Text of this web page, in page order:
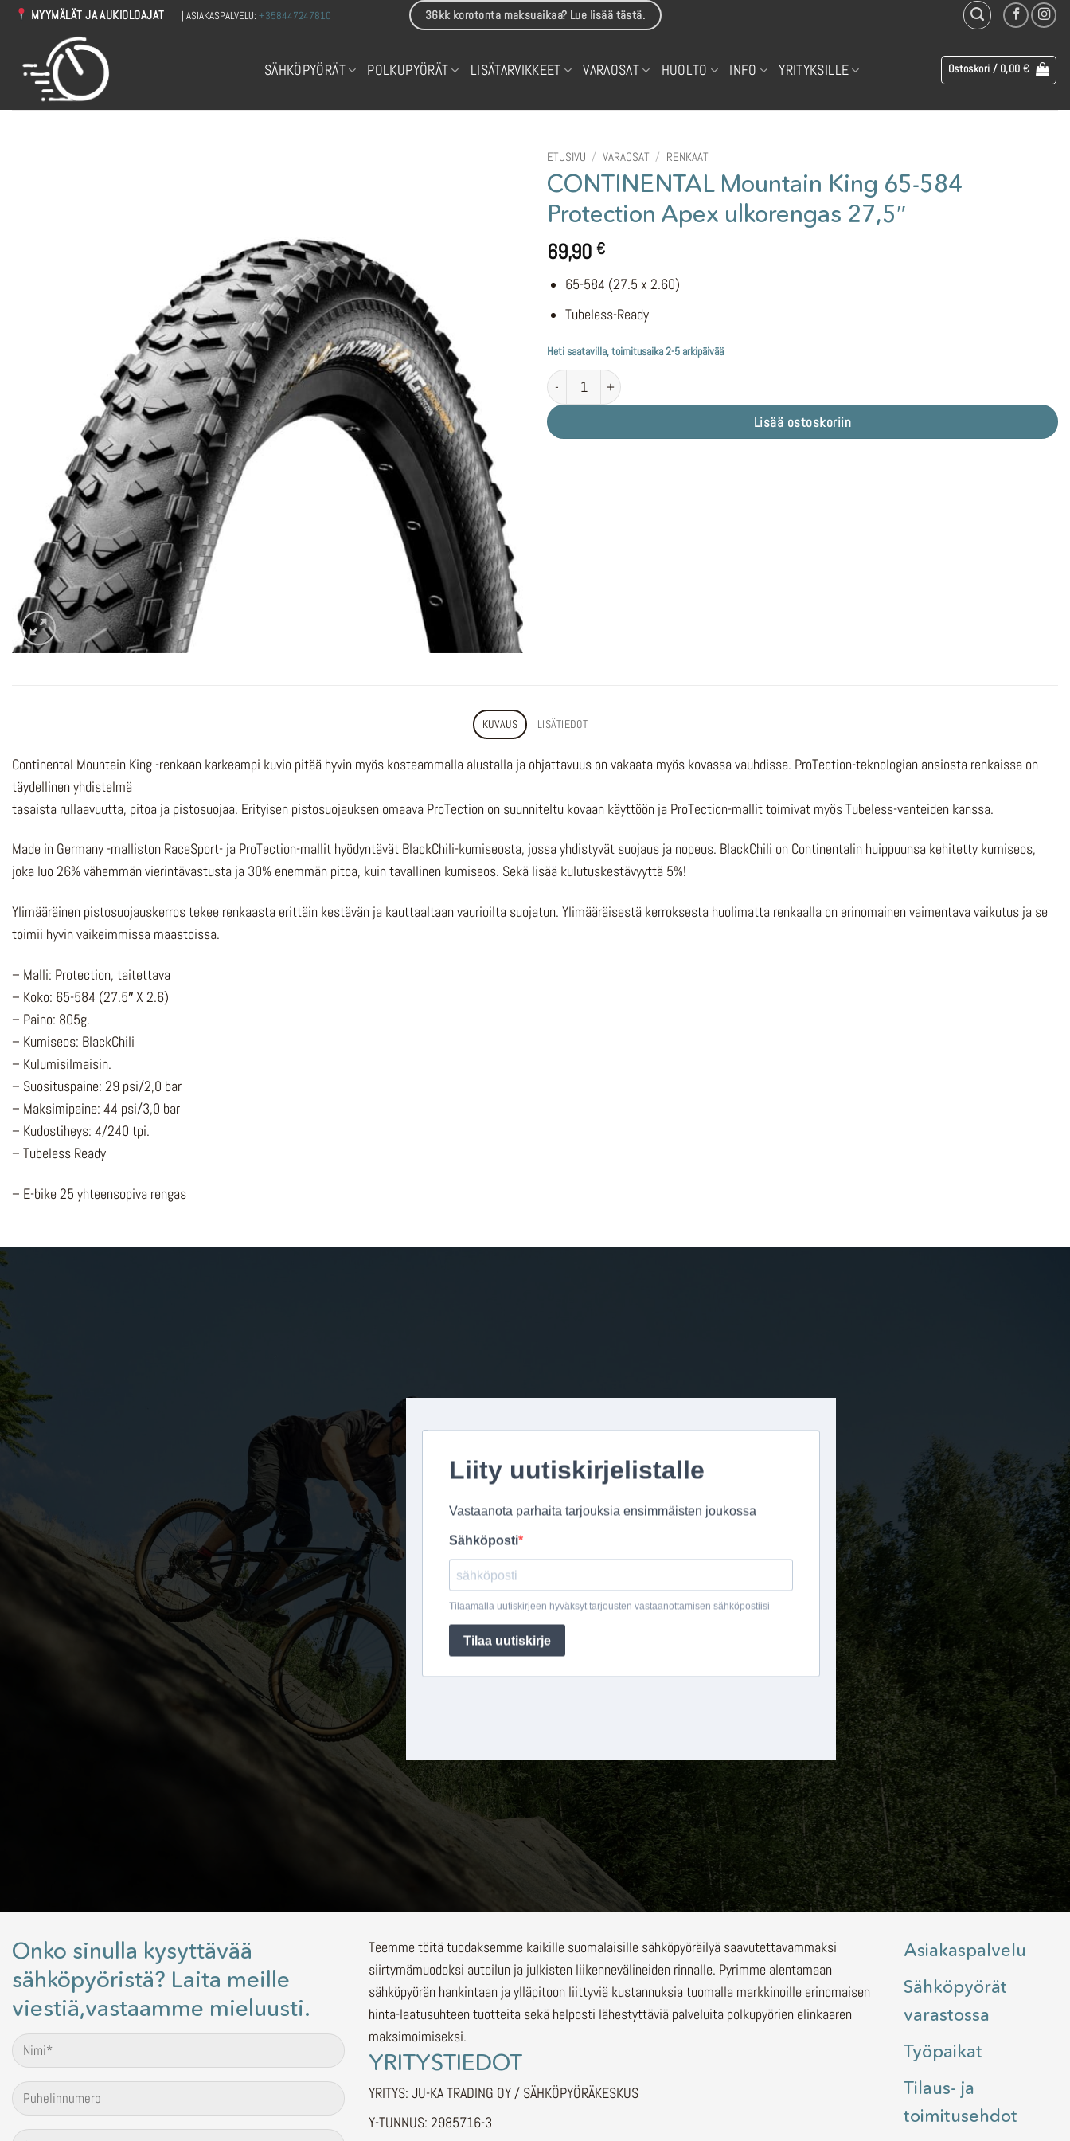
Skip
MYYMÄLÄT JA AUKIOLOAJAT | ASIAKASPALVELU:+358447247810 36kk korotonta maksuaikaa? Lue lisää tästä.
SÄHKÖPYÖRÄT POLKUPYÖRÄT LISÄTARVIKKEET VARAOSAT HUOLTO INFO YRITYKSILLE Ostoskori / 0,00 €
ETUSIVU / VARAOSAT / RENKAAT
CONTINENTAL Mountain King 65-584
Protection Apex ulkorengas 27,5″
69,90 €
65-584 (27.5 x 2.60)
Tubeless-Ready
Heti saatavilla, toimitusaika 2-5 arkipäivää
CONTINENTAL Mountain King 65-584 Protection Apex ulkorengas 27,5" määrä
Lisää ostoskoriin
KUVAUS LISÄTIEDOT
Continental Mountain King -renkaan karkeampi kuvio pitää hyvin myös kosteammalla alustalla ja ohjattavuus on vakaata myös kovassa vauhdissa. ProTection-teknologian ansiosta renkaissa on
täydellinen yhdistelmä
tasaista rullaavuutta, pitoa ja pistosuojaa. Erityisen pistosuojauksen omaava ProTection on suunniteltu kovaan käyttöön ja ProTection-mallit toimivat myös Tubeless-vanteiden kanssa.
Made in Germany -malliston RaceSport- ja ProTection-mallit hyödyntävät BlackChili-kumiseosta, jossa yhdistyvät suojaus ja nopeus. BlackChili on Continentalin huippuunsa kehitetty kumiseos,
joka luo 26% vähemmän vierintävastusta ja 30% enemmän pitoa, kuin tavallinen kumiseos. Sekä lisää kulutuskestävyyttä 5%!
Ylimääräinen pistosuojauskerros tekee renkaasta erittäin kestävän ja kauttaaltaan vaurioilta suojatun. Ylimääräisestä kerroksesta huolimatta renkaalla on erinomainen vaimentava vaikutus ja se
toimii hyvin vaikeimmissa maastoissa.
– Malli: Protection, taitettava
– Koko: 65-584 (27.5″ X 2.6)
– Paino: 805g.
– Kumiseos: BlackChili
– Kulumisilmaisin.
– Suosituspaine: 29 psi/2,0 bar
– Maksimipaine: 44 psi/3,0 bar
– Kudostiheys: 4/240 tpi.
– Tubeless Ready
– E-bike 25 yhteensopiva rengas
Onko sinulla kysyttävää
sähköpyöristä? Laita meille
viestiä,vastaamme mieluusti.
Teemme töitä tuodaksemme kaikille suomalaisille sähköpyöräilyä saavutettavammaksi
siirtymämuodoksi autoilun ja julkisten liikennevälineiden rinnalle. Pyrimme alentamaan
sähköpyörän hankintaan ja ylläpitoon liittyviä kustannuksia tuomalla markkinoille erinomaisen
hinta-laatusuhteen tuotteita sekä helposti lähestyttäviä palveluita polkupyörien elinkaaren
maksimoimiseksi.
YRITYSTIEDOT
YRITYS: JU-KA TRADING OY / SÄHKÖPYÖRÄKESKUS
Y-TUNNUS: 2985716-3
Asiakaspalvelu
Sähköpyörät
varastossa
Työpaikat
Tilaus- ja
toimitusehdot